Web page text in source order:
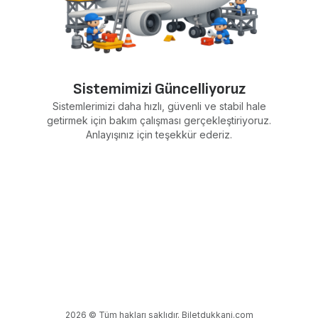
Sistemimizi Güncelliyoruz
Sistemlerimizi daha hızlı, güvenli ve stabil hale
getirmek için bakım çalışması gerçekleştiriyoruz.
Anlayışınız için teşekkür ederiz.
2026 © Tüm hakları saklıdır. Biletdukkani.com